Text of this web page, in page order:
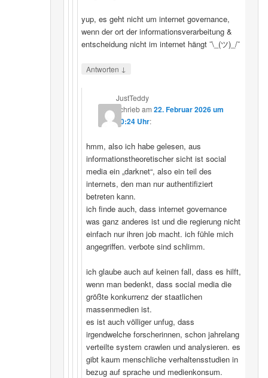
yup, es geht nicht um internet governance,
wenn der ort der informationsverarbeitung &
entscheidung nicht im internet hängt ¯\_(ツ)_/¯
Antworten ↓
JustTeddy
schriebam 22. Februar 2026 um
20:24 Uhr:
hmm, also ich habe gelesen, aus
informationstheoretischer sicht ist social
media ein „darknet“, also ein teil des
internets, den man nur authentifiziert
betreten kann.
ich finde auch, dass internet governance
was ganz anderes ist und die regierung nicht
einfach nur ihren job macht. ich fühle mich
angegriffen. verbote sind schlimm.
ich glaube auch auf keinen fall, dass es hilft,
wenn man bedenkt, dass social media die
größte konkurrenz der staatlichen
massenmedien ist.
es ist auch völliger unfug, dass
irgendwelche forscherinnen, schon jahrelang
verteilte system crawlen und analysieren. es
gibt kaum menschliche verhaltensstudien in
bezug auf sprache und medienkonsum.